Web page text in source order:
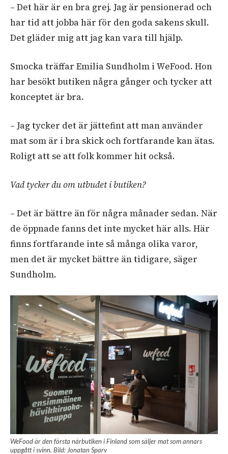
– Det här är en bra grej. Jag är pensionerad och
har tid att jobba här för den goda sakens skull.
Det gläder mig att jag kan vara till hjälp.
Smocka träffar Emilia Sundholm i WeFood. Hon
har besökt butiken några gånger och tycker att
konceptet är bra.
– Jag tycker det är jättefint att man använder
mat som är i bra skick och fortfarande kan ätas.
Roligt att se att folk kommer hit också.
Vad tycker du om utbudet i butiken?
– Det är bättre än för några månader sedan. När
de öppnade fanns det inte mycket här alls. Här
finns fortfarande inte så många olika varor,
men det är mycket bättre än tidigare, säger
Sundholm.
WeFood är den första närbutiken i Finland som säljer mat som annars
uppgått i svinn. Bild: Jonatan Sparv